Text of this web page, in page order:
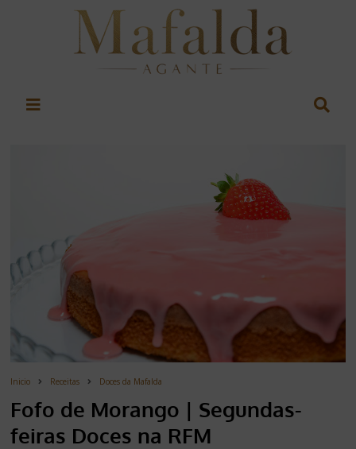
Inicio Receitas Doces da Mafalda
Fofo de Morango | Segundas-
feiras Doces na RFM